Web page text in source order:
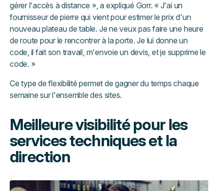
gérer l'accès à distance », a expliqué Gorr. « J'ai un
fournisseur de pierre qui vient pour estimer le prix d'un
nouveau plateau de table. Je ne veux pas faire une heure
de route pour le rencontrer à la porte. Je lui donne un
code, il fait son travail, m'envoie un devis, et je supprime le
code. »
Ce type de flexibilité permet de gagner du temps chaque
semaine sur l'ensemble des sites.
Meilleure visibilité pour les
services techniques et la
direction